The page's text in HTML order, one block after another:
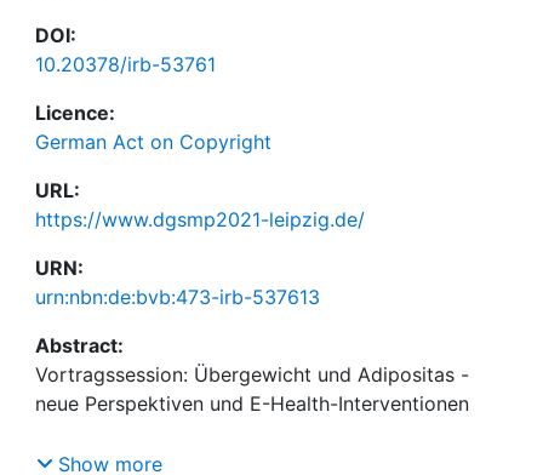
DOI:
10.20378/irb-53761
Licence:
German Act on Copyright
URL:
https://www.dgsmp2021-leipzig.de/
URN:
urn:nbn:de:bvb:473-irb-537613
Abstract:
Vortragssession: Übergewicht und Adipositas -
Show more